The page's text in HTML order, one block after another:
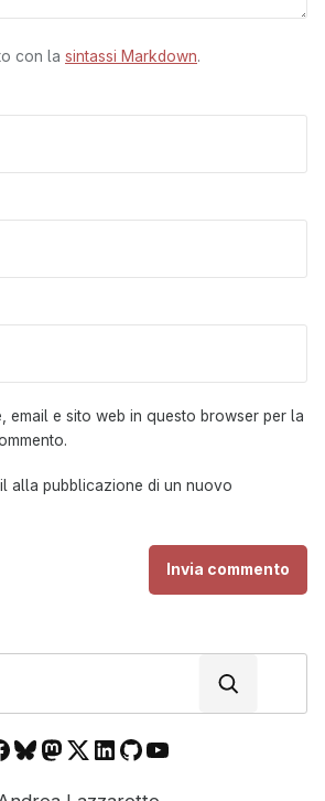
con la sintassi Markdown.
email e sito web in questo browser per la
alla pubblicazione di un nuovo
c
Bluesky
Mastodon
X LinkedIn
GitHub
YouTube